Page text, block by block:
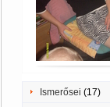
Ismerősei (17)